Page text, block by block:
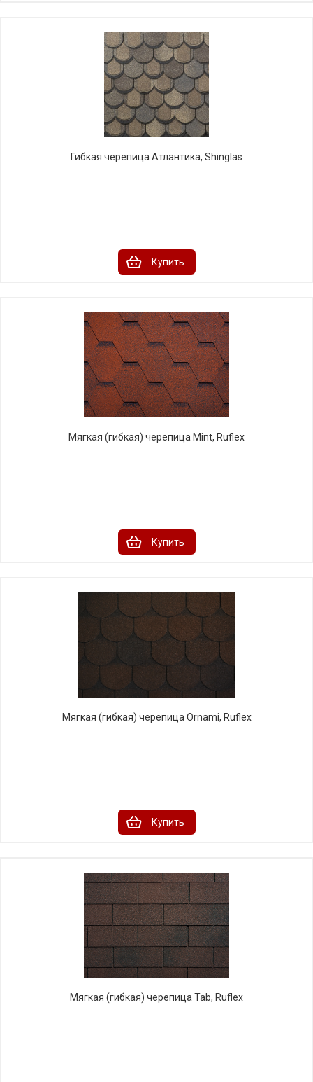
Гибкая черепица Атлантика, Shinglas
Купить
Мягкая (гибкая) черепица Mint, Ruflex
Купить
Мягкая (гибкая) черепица Ornami, Ruflex
Купить
Мягкая (гибкая) черепица Tab, Ruflex